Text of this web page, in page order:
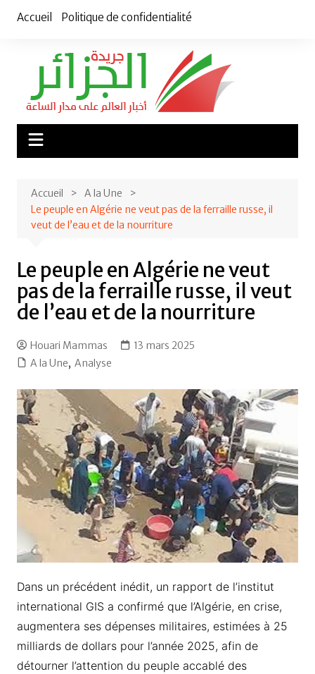
Accueil Politique de confidentialité
Accueil
A la Une
Le peuple en Algérie ne veut pas de la ferraille russe, il
veut de l’eau et de la nourriture
Le peuple en Algérie ne veut
pas de la ferraille russe, il veut
de l’eau et de la nourriture
Houari Mammas
13 mars 2025
A la Une, Analyse
Dans un précédent inédit, un rapport de l’institut
international GIS a confirmé que l’Algérie, en crise,
augmentera ses dépenses militaires, estimées à 25
milliards de dollars pour l’année 2025, afin de
détourner l’attention du peuple accablé des